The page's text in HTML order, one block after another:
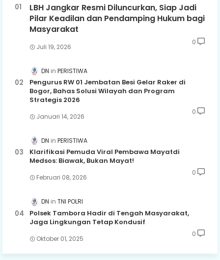
LBH Jangkar Resmi Diluncurkan, Siap Jadi
Pilar Keadilan dan Pendamping Hukum bagi
Masyarakat
Juli 19, 2026
0
DN PERISTIWA
Pengurus RW 01 Jembatan Besi Gelar Raker di
Bogor, Bahas Solusi Wilayah dan Program
Strategis 2026
Januari 14, 2026
0
DN PERISTIWA
Klarifikasi Pemuda Viral Pembawa Mayatdi
Medsos: Biawak, Bukan Mayat!
Februari 08, 2026
0
DN TNI POLRI
Polsek Tambora Hadir di Tengah Masyarakat,
Jaga Lingkungan Tetap Kondusif
Oktober 01, 2025
0